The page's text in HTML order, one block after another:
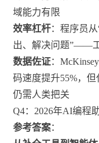
域能力有限
效率杠杆：程序员
出、解决问题”——
数据佐证：
码速度提升55%，
仍需人类把关
Q4：2026年AI编程
参考答案：